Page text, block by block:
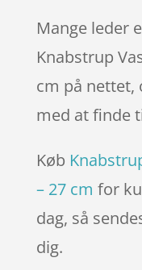
Mange leder
Knabstrup
cm på nettet,
med at finde
Køb
– 27 cm for
dag, så
dig.